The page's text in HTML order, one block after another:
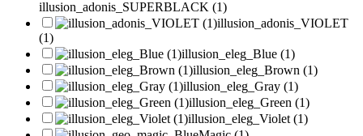
illusion_adonis_SUPERBLACK (1)
illusion_adonis_VIOLET
(1)
illusion_eleg_Blue (1)
illusion_eleg_Brown (1)
illusion_eleg_Gray (1)
illusion_eleg_Green (1)
illusion_eleg_Violet (1)